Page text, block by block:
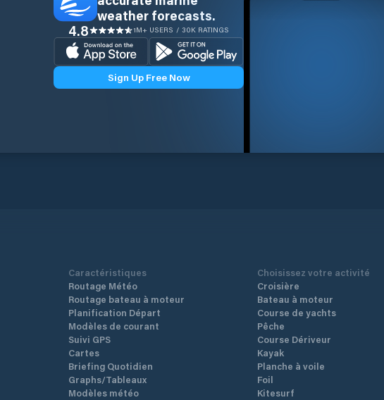
weather forecasts.
4.8 1M+ USERS / 30K RATINGS
Sign Up Free Now
Caractéristiques
Routage Météo
Routage bateau à moteur
Planification Départ
Modèles de courant
Suivi GPS
Cartes
Briefing Quotidien
Graphs/Tableaux
Modèles météo
Choisissez votre activité
Croisière
Bateau à moteur
Course de yachts
Pêche
Course Dériveur
Kayak
Planche à voile
Foil
Kitesurf